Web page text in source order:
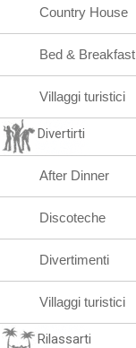
Country House
Bed & Breakfast
Villaggi turistici
Divertirti
After Dinner
Discoteche
Divertimenti
Villaggi turistici
Rilassarti